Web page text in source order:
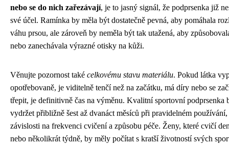
nebo se do nich zařezávají, je to jasný signál, že podprsenka již
své účel. Ramínka by měla být dostatečně pevná, aby pomáhala
váhu prsou, ale zároveň by neměla být tak utažená, aby
nebo zanechávala výrazné otisky na kůži.
Věnujte pozornost také celkovému stavu materiálu. Pokud látka
opotřebovaně, je viditelně tenčí než na začátku, má díry nebo se
třepit, je definitivně čas na výměnu. Kvalitní sportovní podprsenka
vydržet přibližně šest až dvanáct měsíců při pravidelném
závislosti na frekvenci cvičení a způsobu péče. Ženy, které cvičí
nebo několikrát týdně, by měly počítat s kratší životností svých